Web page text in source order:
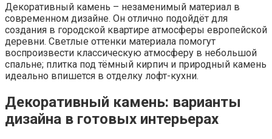
Декоративный камень – незаменимый материал в
современном дизайне. Он отлично подойдёт для
создания в городской квартире атмосферы европейской
деревни. Светлые оттенки материала помогут
воспроизвести классическую атмосферу в небольшой
спальне; плитка под тёмный кирпич и природный камень
идеально впишется в отделку лофт-кухни.
Декоративный камень: варианты
дизайна в готовых интерьерах